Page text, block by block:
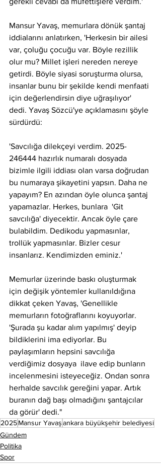
Mansur Yavaş, memurlara dönük şantaj
iddialarını anlatırken, 'Herkesin bir ailesi
var, çoluğu çocuğu var. Böyle rezillik
olur mu? Millet işleri nereden nereye
getirdi. Böyle siyasi soruşturma olursa,
insanlar bunu bir şekilde kendi menfaati
için değerlendirsin diye uğraşılıyor'
dedi. Yavaş Sözcü'ye açıklamasını şöyle
sürdürdü:
'Savcılığa dilekçeyi verdim. 2025-
246444 hazırlık numaralı dosyada
bizimle ilgili iddiası olan varsa doğrudan
bu numaraya şikayetini yapsın. Daha ne
yapayım? En azından öyle olunca şantaj
yapamazlar. Herkes, bunlara  'Git
savcılığa' diyecektir. Ancak öyle çare
bulabildim. Dedikodu yapmasınlar,
trollük yapmasınlar. Bizler cesur
insanlarız. Kendimizden eminiz.'
Memurlar üzerinde baskı oluşturmak
için değişik yöntemler kullanıldığına
dikkat çeken Yavaş, 'Genellikle
memurların fotoğraflarını koyuyorlar.
'Şurada şu kadar alım yapılmış' deyip
bildiklerini ima ediyorlar. Bu
paylaşımların hepsini savcılığa
verdiğimiz dosyaya  ilave edip bunların
incelenmesini isteyeceğiz. Ondan sonra
herhalde savcılık gereğini yapar. Artık
buranın dağ başı olmadığını şantajcılar
da görür' dedi."
2025Mansur Yavaşankara büyükşehir belediyesi
Gündem
Politika
Spor